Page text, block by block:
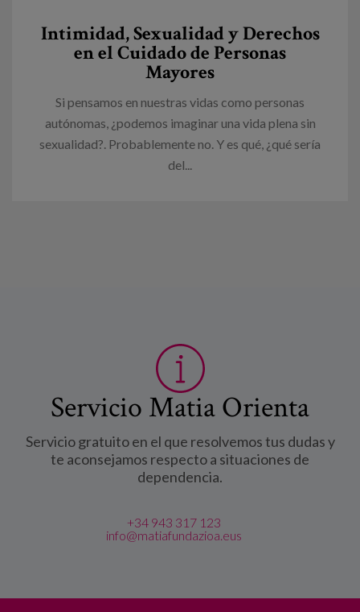
Intimidad, Sexualidad y Derechos
en el Cuidado de Personas
Mayores
Si pensamos en nuestras vidas como personas
autónomas, ¿podemos imaginar una vida plena sin
sexualidad?. Probablemente no. Y es qué, ¿qué sería
del...
Servicio Matia Orienta
Servicio gratuito en el que resolvemos tus dudas y
te aconsejamos respecto a situaciones de
dependencia.
+34 943 317 123
info@matiafundazioa.eus